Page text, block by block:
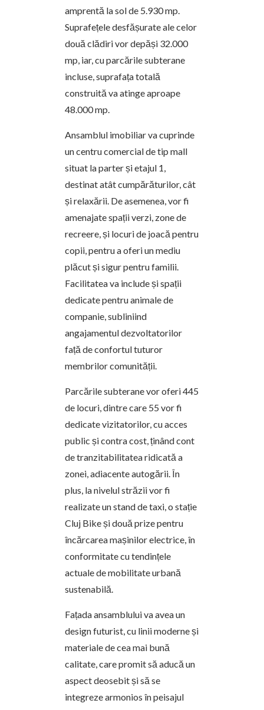
amprentă la sol de 5.930 mp.
Suprafețele desfășurate ale celor
două clădiri vor depăși 32.000
mp, iar, cu parcările subterane
incluse, suprafața totală
construită va atinge aproape
48.000 mp.
Ansamblul imobiliar va cuprinde
un centru comercial de tip mall
situat la parter și etajul 1,
destinat atât cumpărăturilor, cât
și relaxării. De asemenea, vor fi
amenajate spații verzi, zone de
recreere, și locuri de joacă pentru
copii, pentru a oferi un mediu
plăcut și sigur pentru familii.
Facilitatea va include și spații
dedicate pentru animale de
companie, subliniind
angajamentul dezvoltatorilor
față de confortul tuturor
membrilor comunității.
Parcările subterane vor oferi 445
de locuri, dintre care 55 vor fi
dedicate vizitatorilor, cu acces
public și contra cost, ținând cont
de tranzitabilitatea ridicată a
zonei, adiacente autogării. În
plus, la nivelul străzii vor fi
realizate un stand de taxi, o stație
Cluj Bike și două prize pentru
încărcarea mașinilor electrice, în
conformitate cu tendințele
actuale de mobilitate urbană
sustenabilă.
Fațada ansamblului va avea un
design futurist, cu linii moderne și
materiale de cea mai bună
calitate, care promit să aducă un
aspect deosebit și să se
integreze armonios în peisajul